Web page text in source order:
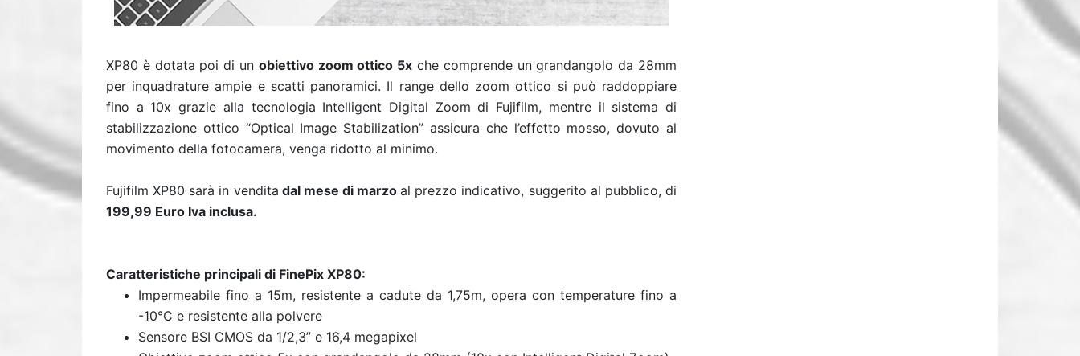
XP80 è dotata poi di un obiettivo zoom ottico 5x che comprende un grandangolo da 28mm
per inquadrature ampie e scatti panoramici. Il range dello zoom ottico si può raddoppiare
fino a 10x grazie alla tecnologia Intelligent Digital Zoom di Fujifilm, mentre il sistema di
stabilizzazione ottico “Optical Image Stabilization” assicura che l’effetto mosso, dovuto al
movimento della fotocamera, venga ridotto al minimo.
Fujifilm XP80 sarà in vendita dal mese di marzoal prezzo indicativo, suggerito al pubblico, di
199,99 Euro Iva inclusa.
Caratteristiche principali di FinePix XP80:
Impermeabile fino a 15m, resistente a cadute da 1,75m, opera con temperature fino a
-10°C e resistente alla polvere
Sensore BSI CMOS da 1/2,3” e 16,4 megapixel